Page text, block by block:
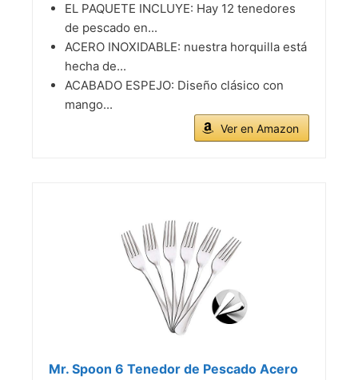
EL PAQUETE INCLUYE: Hay 12 tenedores
de pescado en...
ACERO INOXIDABLE: nuestra horquilla está
hecha de...
ACABADO ESPEJO: Diseño clásico con
mango...
Ver en Amazon
Mr. Spoon 6 Tenedor de Pescado Acero